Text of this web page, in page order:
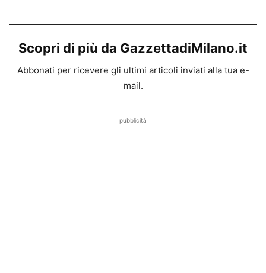
Scopri di più da GazzettadiMilano.it
Abbonati per ricevere gli ultimi articoli inviati alla tua e-
mail.
pubblicità